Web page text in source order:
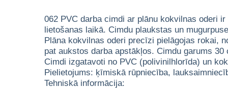
062 PVC darba cimdi ar plānu kokvilnas oderi
lietošanas laikā. Cimdu plaukstas un
Plāna kokvilnas oderi precīzi pielāgojas rokai,
pat aukstos darba apstākļos. Cimdu garums
Cimdi izgatavoti no PVC (polivinilhlorīda) un
Pielietojums: ķīmiskā rūpniecība,
Tehniskā informācija: